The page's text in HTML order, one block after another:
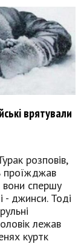
врятували
розповів,
проїжджав
вони спершу
- джинси. Тоді
лежав
куртк